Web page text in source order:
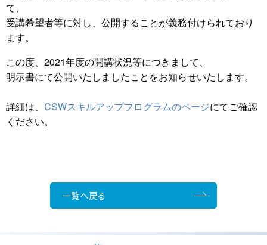
て、
受講希望者等に対し、公開することが義務付けられており
ます。
この度、2021年度の開講状況等につきまして、
明示書にて公開いたしましたことをお知らせいたします。
詳細は、 CSWスキルアッププログラムのページにてご確認
ください。
一覧へ戻る